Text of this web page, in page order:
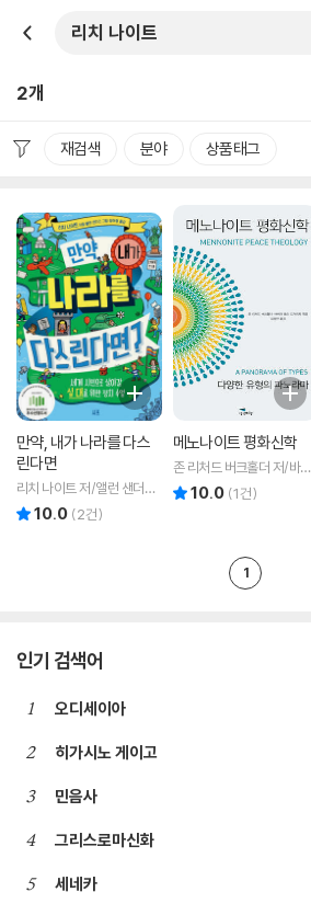
2개
재검색 분야 상품태그
만약, 내가 나라를 다스
린다면
리치 나이트 저/앨런 샌더스
그림/정아영 역
10.0 (2건)
메노나이트 평화신학
존 리처드 버크홀더 저/바버
라 넬슨 깅거리치 편/김성한
역
10.0 (1건)
1
인기 검색어
1 오디세이아
2 히가시노 게이고
3 민음사
4 그리스로마신화
5 세네카